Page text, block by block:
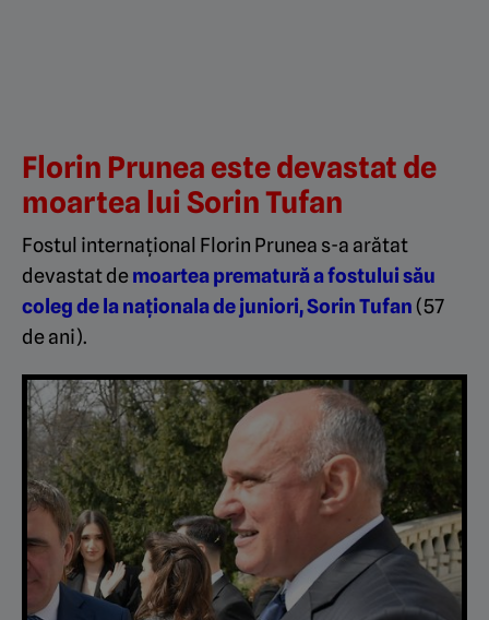
Florin Prunea este devastat de
moartea lui Sorin Tufan
Fostul internațional Florin Prunea s-a arătat
devastat demoartea prematură a fostului său
coleg de la naționala de juniori, Sorin Tufan(57
de ani).